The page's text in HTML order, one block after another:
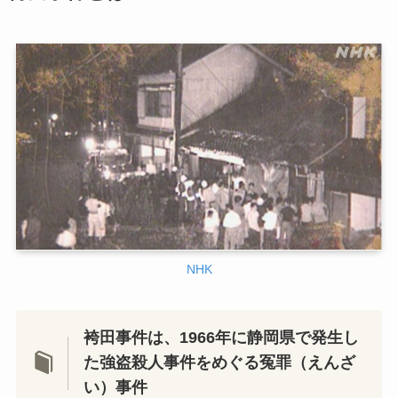
NHK
袴田事件は、1966年に静岡県で発生し
た強盗殺人事件をめぐる冤罪（えんざ
い）事件